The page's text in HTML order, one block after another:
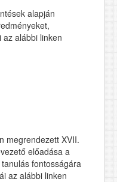
alapján
alábbi linken
megrendezett XVII.
előadása a
fontosságára
az alábbi linken